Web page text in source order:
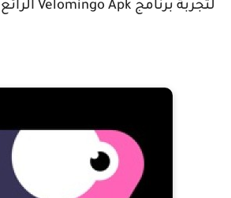
لتجربة برنامج Velomingo Apk